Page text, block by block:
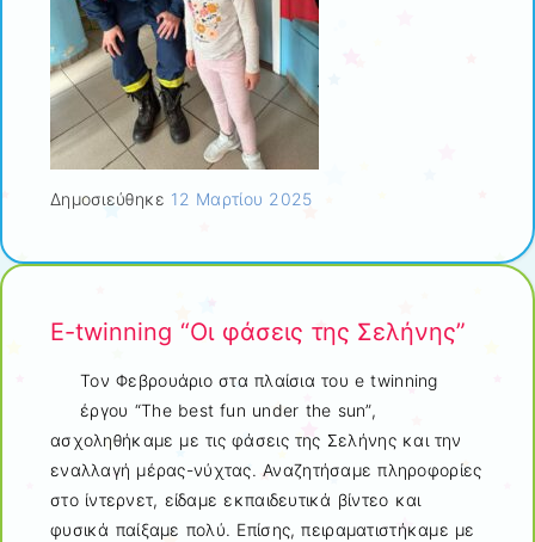
Δημοσιεύθηκε 12 Μαρτίου 2025
E-twinning “Οι φάσεις της Σελήνης”
Τον Φεβρουάριο στα πλαίσια του e twinning
έργου “The best fun under the sun”,
ασχοληθήκαμε με τις φάσεις της Σελήνης και την
εναλλαγή μέρας-νύχτας. Αναζητήσαμε πληροφορίες
στο ίντερνετ, είδαμε εκπαιδευτικά βίντεο και
φυσικά παίξαμε πολύ. Επίσης, πειραματιστήκαμε με